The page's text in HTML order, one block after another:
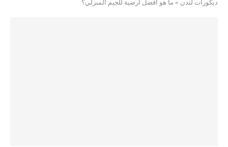
ديكورات لندن » ما هو أفضل أرضية للجيم المنزلي؟